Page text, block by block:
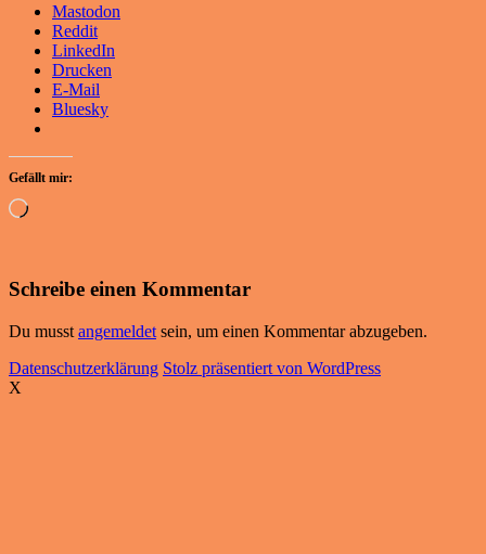
Mastodon
Reddit
LinkedIn
Drucken
E-Mail
Bluesky
Gefällt mir:
Wird
Schreibe einen Kommentar
Du musst angemeldet sein, um einen Kommentar abzugeben.
Datenschutzerklärung Stolz präsentiert von WordPress
X